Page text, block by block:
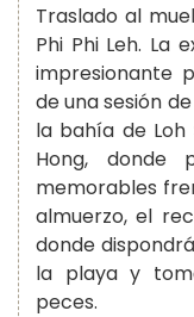
Traslado al
Phi Phi Leh. La
impresionante
de una sesión
la bahía de Loh
Hong, donde
memorables
almuerzo, el
donde
la playa y
peces.